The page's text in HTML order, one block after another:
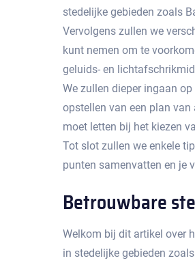
stedelijke gebieden zoals
Vervolgens zullen we
kunt nemen om te
geluids- en
We zullen dieper ingaan
opstellen van een plan
moet letten bij het kiezen
Tot slot zullen we enkele
punten samenvatten en je
Betrouwbare
Welkom bij dit artikel over
in stedelijke gebieden